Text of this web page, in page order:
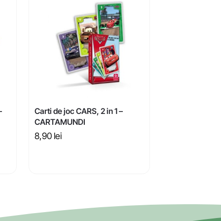
Carti de joc CARS, 2 in 1 –
CARTAMUNDI
8,90 lei